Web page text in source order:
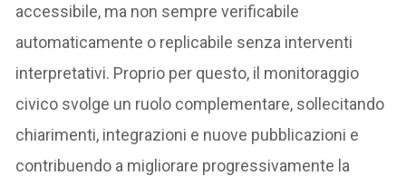
accessibile, ma non sempre verificabile
automaticamente o replicabile senza interventi
interpretativi. Proprio per questo, il monitoraggio
civico svolge un ruolo complementare, sollecitando
chiarimenti, integrazioni e nuove pubblicazioni e
contribuendo a migliorare progressivamente la